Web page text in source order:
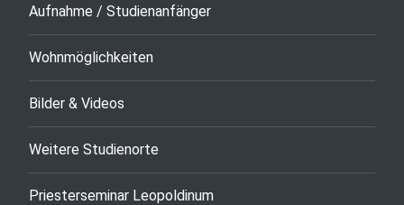
Aufnahme / Studienanfänger
Wohnmöglichkeiten
Bilder & Videos
Weitere Studienorte
Priesterseminar Leopoldinum